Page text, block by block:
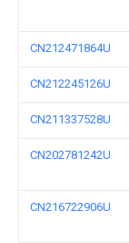
CN212471864U
CN212245126U
CN211337528U
CN202781242U
CN216722906U